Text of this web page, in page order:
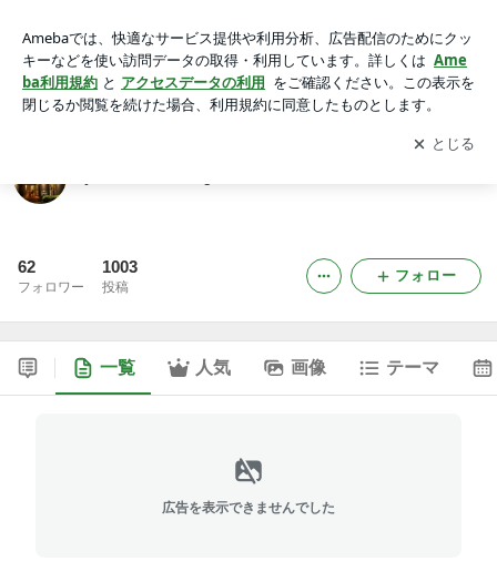
アプリをダウンロードして ブログの更新通知
を受け取りまし
ょう。
開く
62
フォロワー
1003
投稿
フォロー
一覧 人気 画像 テーマ
広告を表示できませんでした